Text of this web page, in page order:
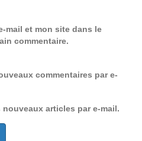
mail et mon site dans le
commentaire.
commentaires par e-
articles par e-mail.